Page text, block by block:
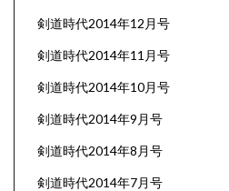
剣道時代2014年12月号
剣道時代2014年11月号
剣道時代2014年10月号
剣道時代2014年9月号
剣道時代2014年8月号
剣道時代2014年7月号